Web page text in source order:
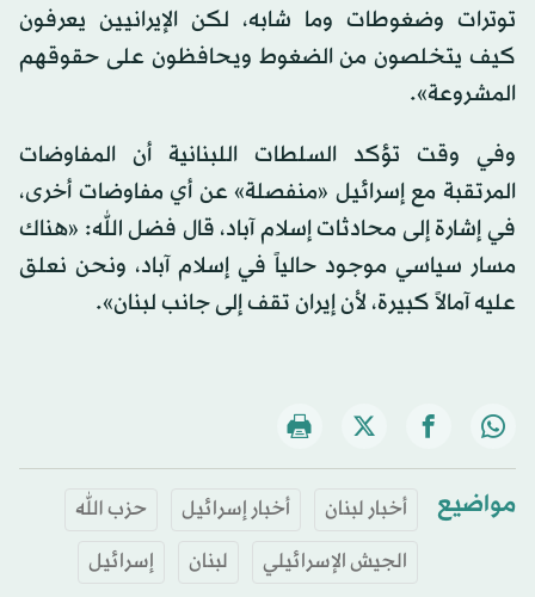
توترات وضغوطات وما شابه، لكن الإيرانيين يعرفون
كيف يتخلصون من الضغوط ويحافظون على حقوقهم
المشروعة».
وفي وقت تؤكد السلطات اللبنانية أن المفاوضات
المرتقبة مع إسرائيل «منفصلة» عن أي مفاوضات أخرى،
في إشارة إلى محادثات إسلام آباد، قال فضل الله: «هناك
مسار سياسي موجود حالياً في إسلام آباد، ونحن نعلق
عليه آمالاً كبيرة، لأن إيران تقف إلى جانب لبنان».
مواضيع أخبار لبنان أخبار إسرائيل
حزب الله
الجيش الإسرائيلي
لبنان إسرائيل